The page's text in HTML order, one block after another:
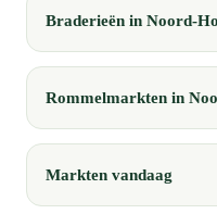
Braderieën in Noord-
Rommelmarkten in
Markten vandaag